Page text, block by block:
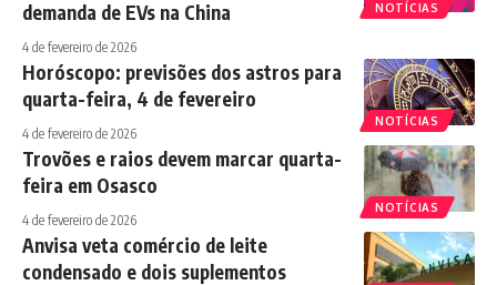
NOTÍCIAS
demanda de EVs na China
4 de fevereiro de 2026
NOTÍCIAS
Horóscopo: previsões dos astros para
quarta-feira, 4 de fevereiro
4 de fevereiro de 2026
NOTÍCIAS
Trovões e raios devem marcar quarta-
feira em Osasco
4 de fevereiro de 2026
Anvisa veta comércio de leite
condensado e dois suplementos